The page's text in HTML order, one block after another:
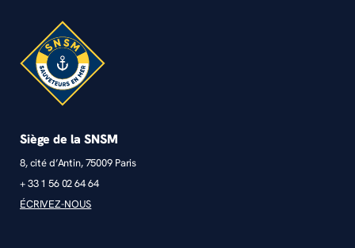
Siège de la SNSM
8, cité d’Antin, 75009 Paris
+ 33 1 56 02 64 64
ÉCRIVEZ-NOUS